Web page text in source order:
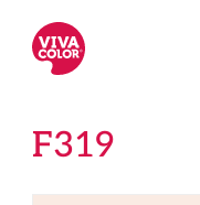
F319